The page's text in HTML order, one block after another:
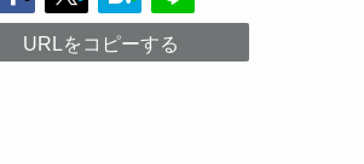
URLをコピーする